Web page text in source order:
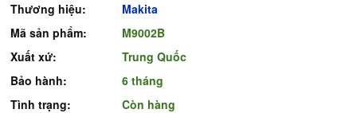
Thương hiệu:
Makita
Mã sản phẩm:
M9002B
Xuất xứ:
Trung Quốc
Bảo hành:
6 tháng
Tình trạng:
Còn hàng